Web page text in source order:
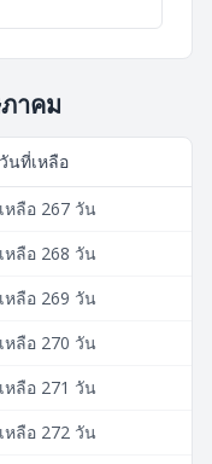
าคม
วันที่เหลือ
เหลือ 267 วัน
เหลือ 268 วัน
เหลือ 269 วัน
เหลือ 270 วัน
เหลือ 271 วัน
เหลือ 272 วัน